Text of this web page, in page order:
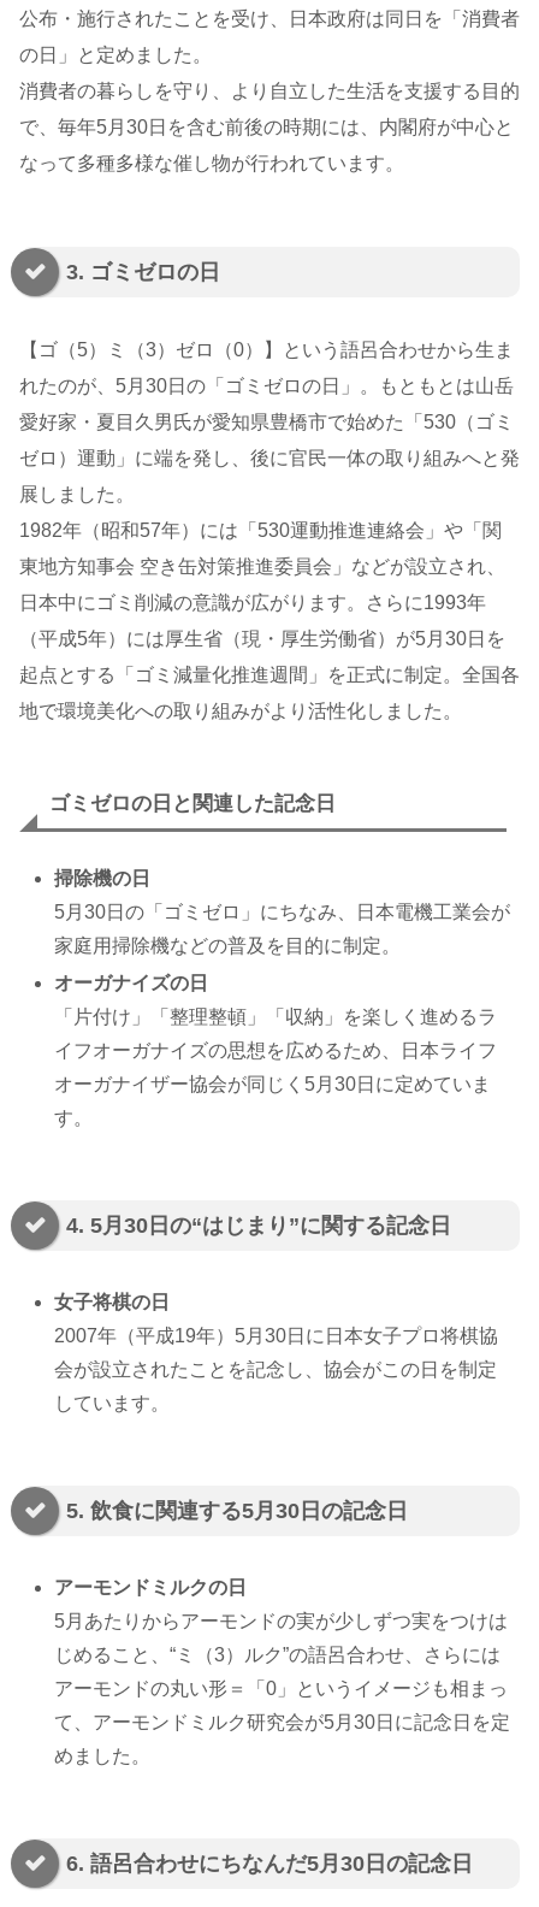
公布・施行されたことを受け、日本政府は同日を「消費者
の日」と定めました。
消費者の暮らしを守り、より自立した生活を支援する目的
で、毎年5月30日を含む前後の時期には、内閣府が中心と
なって多種多様な催し物が行われています。
3. ゴミゼロの日
【ゴ（5）ミ（3）ゼロ（0）】という語呂合わせから生ま
れたのが、5月30日の「ゴミゼロの日」。もともとは山岳
愛好家・夏目久男氏が愛知県豊橋市で始めた「530（ゴミ
ゼロ）運動」に端を発し、後に官民一体の取り組みへと発
展しました。
1982年（昭和57年）には「530運動推進連絡会」や「関
東地方知事会 空き缶対策推進委員会」などが設立され、
日本中にゴミ削減の意識が広がります。さらに1993年
（平成5年）には厚生省（現・厚生労働省）が5月30日を
起点とする「ゴミ減量化推進週間」を正式に制定。全国各
地で環境美化への取り組みがより活性化しました。
ゴミゼロの日と関連した記念日
掃除機の日
5月30日の「ゴミゼロ」にちなみ、日本電機工業会が
家庭用掃除機などの普及を目的に制定。
オーガナイズの日
「片付け」「整理整頓」「収納」を楽しく進めるラ
イフオーガナイズの思想を広めるため、日本ライフ
オーガナイザー協会が同じく5月30日に定めていま
す。
4. 5月30日の“はじまり”に関する記念日
女子将棋の日
2007年（平成19年）5月30日に日本女子プロ将棋協
会が設立されたことを記念し、協会がこの日を制定
しています。
5. 飲食に関連する5月30日の記念日
アーモンドミルクの日
5月あたりからアーモンドの実が少しずつ実をつけは
じめること、“ミ（3）ルク”の語呂合わせ、さらには
アーモンドの丸い形＝「0」というイメージも相まっ
て、アーモンドミルク研究会が5月30日に記念日を定
めました。
6. 語呂合わせにちなんだ5月30日の記念日